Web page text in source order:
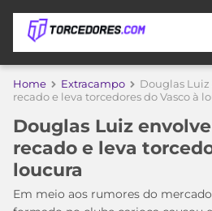
APOSTAS
DE
APOSTA
MELHORES
COPA
DO
MUNDO
Home Extracampo
Douglas
recado e leva torcedores do Vasco à
Douglas Luiz
recado e leva
loucura
Em meio aos rumores do